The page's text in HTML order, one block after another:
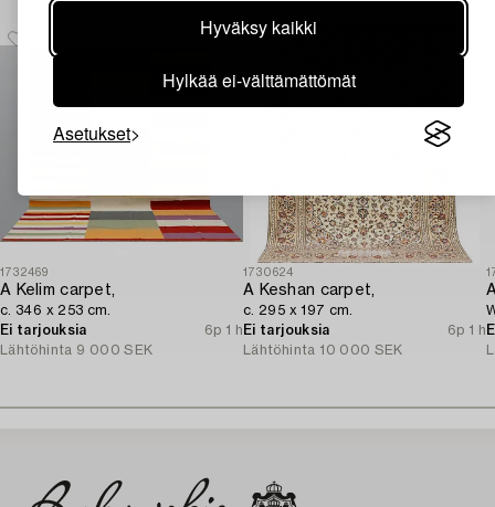
Hyväksy kaikki
Hylkää ei-välttämättömät
Asetukset
1732469
A Kelim carpet,
c. 346 x 253 cm.
Ei tarjouksia
6p 1 h
Lähtöhinta 9 000 SEK
1730624
A Keshan carpet,
c. 295 x 197 cm.
Ei tarjouksia
6p 1 h
Lähtöhinta 10 000 SEK